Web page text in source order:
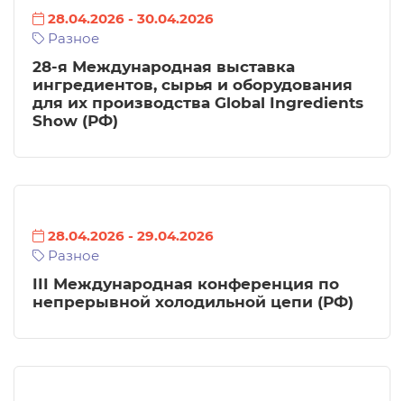
28.04.2026 - 30.04.2026
Разное
28-я Международная выставка
ингредиентов, сырья и оборудования
для их производства Global Ingredients
Show (РФ)
28.04.2026 - 29.04.2026
Разное
III Международная конференция по
непрерывной холодильной цепи (РФ)